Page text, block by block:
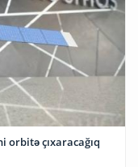
orbitə çıxaracağıq